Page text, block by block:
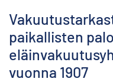
paikallisten
vuonna 1907